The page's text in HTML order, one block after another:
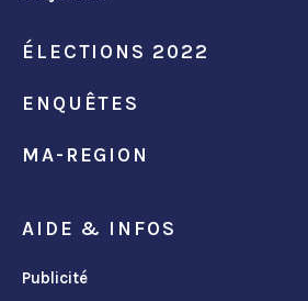
ÉLECTIONS 2022
ENQUÊTES
MA-REGION
AIDE & INFOS
Publicité